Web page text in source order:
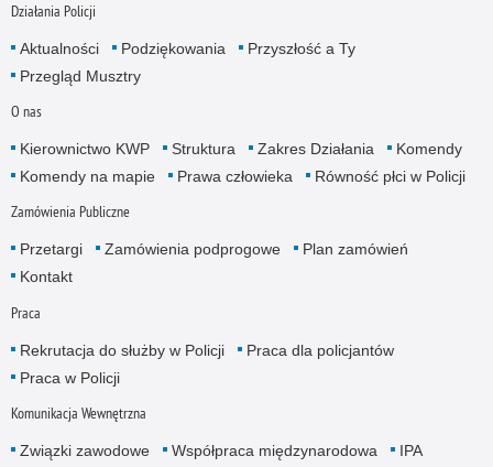
Działania Policji
Aktualności Podziękowania
Przyszłość a Ty
Przegląd Musztry
O nas
Kierownictwo KWP Struktura Zakres Działania
Komendy
Komendy na mapie
Prawa człowieka Równość płci w Policji
Zamówienia Publiczne
Przetargi Zamówienia podprogowe
Plan zamówień
Kontakt
Praca
Rekrutacja do służby w Policji
Praca dla policjantów
Praca w Policji
Komunikacja Wewnętrzna
Związki zawodowe Współpraca międzynarodowa
IPA